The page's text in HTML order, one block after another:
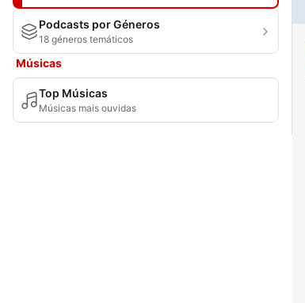
Podcasts por Géneros
18 géneros temáticos
Músicas
Top Músicas
Músicas mais ouvidas